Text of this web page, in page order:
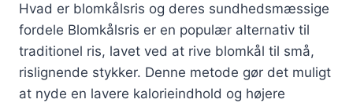
Hvad er blomkålsris og deres sundhedsmæssige
fordele Blomkålsris er en populær alternativ til
traditionel ris, lavet ved at rive blomkål til små,
rislignende stykker. Denne metode gør det muligt
at nyde en lavere kalorieindhold og højere